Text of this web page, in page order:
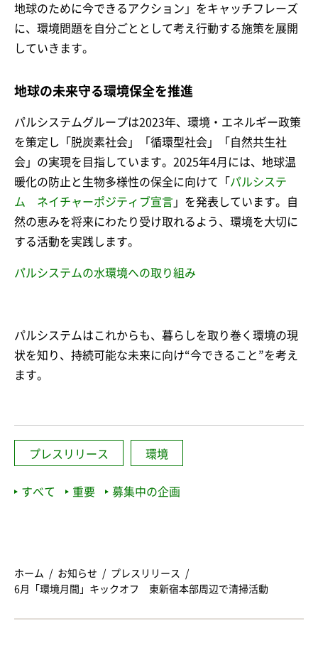
地球のために今できるアクション」をキャッチフレーズ
に、環境問題を自分ごととして考え行動する施策を展開
していきます。
地球の未来守る環境保全を推進
パルシステムグループは2023年、環境・エネルギー政策
を策定し「脱炭素社会」「循環型社会」「自然共生社
会」の実現を目指しています。2025年4月には、地球温
暖化の防止と生物多様性の保全に向けて「 パルシステ
ム ネイチャーポジティブ宣言 」を発表しています。自
然の恵みを将来にわたり受け取れるよう、環境を大切に
する活動を実践します。
パルシステムの水環境への取り組み
パルシステムはこれからも、暮らしを取り巻く環境の現
状を知り、持続可能な未来に向け“今できること”を考え
ます。
プレスリリース 環境
すべて 重要 募集中の企画
ホーム お知らせ
プレスリリース
6月「環境月間」キックオフ 東新宿本部周辺で清掃活動